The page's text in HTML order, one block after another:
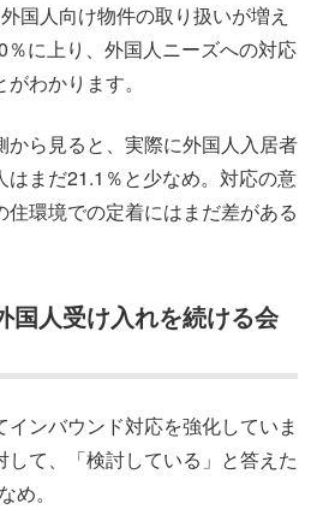
国人向け物件の取り扱いが増え
に上り、外国人ニーズへの対応
わかります。
から見ると、実際に外国人入居者
はまだ21.1％と少なめ。対応の意
環境での定着にはまだ差がある
国人受け入れを続ける会
インバウンド対応を強化していま
て、「検討している」と答えた
め。